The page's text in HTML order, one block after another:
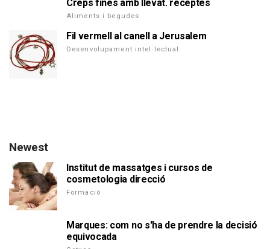
Creps fines amb llevat. receptes
Aliments i begudes
Fil vermell al canell a Jerusalem
Desenvolupament intel·lectual
Newest
Institut de massatges i cursos de
cosmetologia direcció
Formació
Marques: com no s'ha de prendre la decisió
equivocada